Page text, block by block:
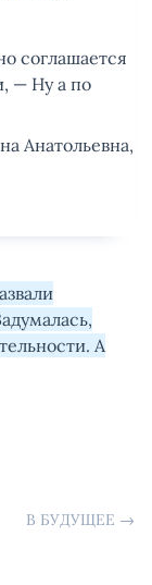
соглашается
— Ну а по
Анатольевна,
А
В БУДУЩЕЕ →